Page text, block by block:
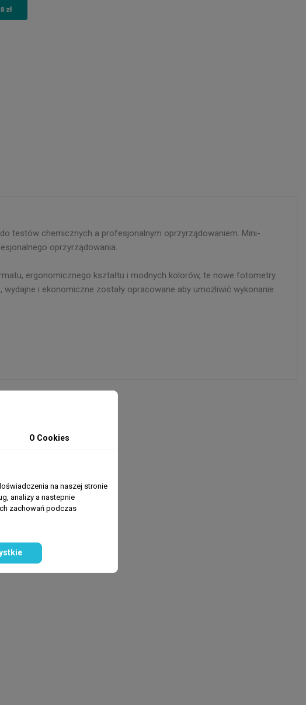
testów chemicznych a profesjonalnym oprzyrządowaniem. Mini-
oprzyrządowania.
ergonomicznego kształtu i modnych kolorów, te nowe fotometry
i ekonomiczne zostały opracowane aby umożliwić wykonanie
O Cookies
na naszej stronie
analizy a nastepnie
zachowań podczas